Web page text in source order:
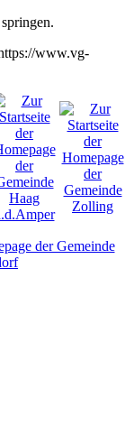
springen.
www.vg-